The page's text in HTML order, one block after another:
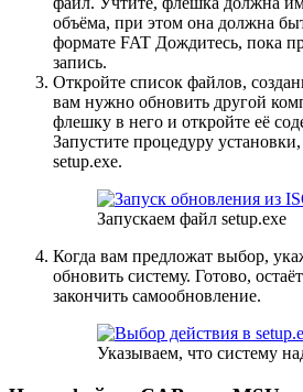
объёма, при этом она должна
формате FAT Дождитесь, пока
запись.
Откройте список файлов,
вам нужно обновить другой
флешку в него и откройте её
Запустите процедуру
setup.exe.
Запускаем файл setup.exe
Когда вам предложат выбор,
обновить систему. Готово,
закончить самообновление.
Указываем, что систему